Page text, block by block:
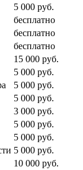
5 000 руб.
бесплатно
бесплатно
бесплатно
15 000 руб.
5 000 руб.
5 000 руб.
5 000 руб.
3 000 руб.
5 000 руб.
5 000 руб.
5 000 руб.
10 000 руб.